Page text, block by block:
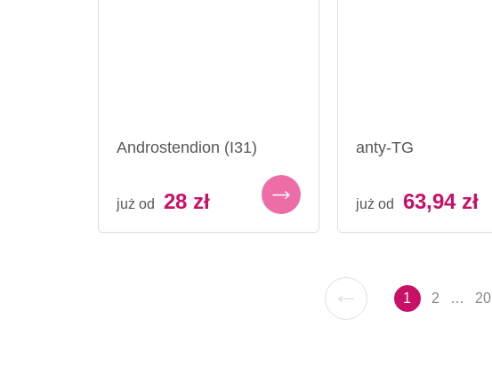
Androstendion (I31)
już od 28 zł
anty-TG
już od 63,94 zł
1 2 … 20